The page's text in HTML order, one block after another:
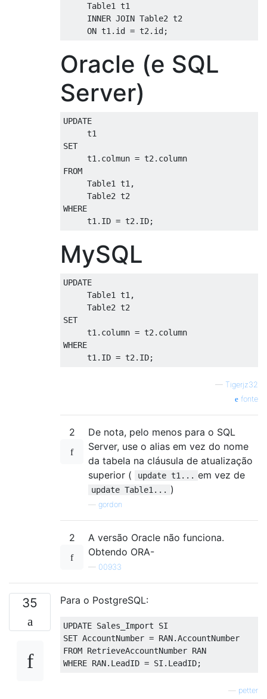
     Table1 t1
INNER JOIN Table2 t2
ON t1 . id = t2 . id;
Oracle (e SQL
Server)
UPDATE
SET
     t1
. colmun = t2 . column
FROM
     Table1 t1
,
WHERE
     t1
. ID = t2 . ID;
MySQL
UPDATE
     Table1 t1
,
SET
     t1
. column = t2 . column
WHERE
     t1
. ID = t2 . ID;
— Tigerjz32
fonte
2
De nota, pelo menos para o SQL
Server, use o alias em vez do nome
da tabela na cláusula de atualização
superior (
update t1... em vez de
update Table1... )
gordon
2
A versão Oracle não funciona.
Obtendo ORA-
— 00933
35 Para o PostgreSQL:
UPDATE
SET AccountNumber = RAN.
FROM
WHERE RAN. LeadID = SI . LeadID;
petter